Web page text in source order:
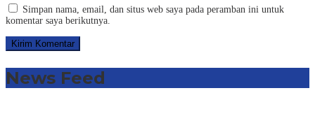
Simpan nama, email, dan situs web saya pada peramban ini untuk
komentar saya berikutnya.
News Feed